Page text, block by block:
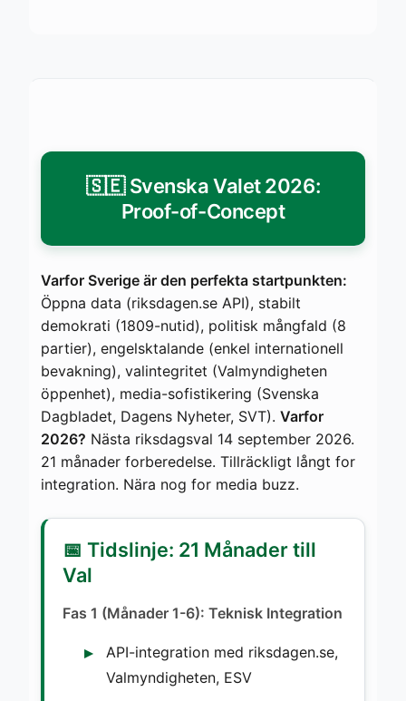
🇸🇪 Svenska Valet 2026:
Proof-of-Concept
Varfor Sverige är den perfekta startpunkten:
Öppna data (riksdagen.se API), stabilt
demokrati (1809-nutid), politisk mångfald (8
partier), engelsktalande (enkel internationell
bevakning), valintegritet (Valmyndigheten
öppenhet), media-sofistikering (Svenska
Dagbladet, Dagens Nyheter, SVT). Varfor
2026? Nästa riksdagsval 14 september 2026.
21 månader forberedelse. Tillräckligt långt for
integration. Nära nog for media buzz.
📅 Tidslinje: 21 Månader till
Val
Fas 1 (Månader 1-6): Teknisk Integration
API-integration med riksdagen.se,
Valmyndigheten, ESV